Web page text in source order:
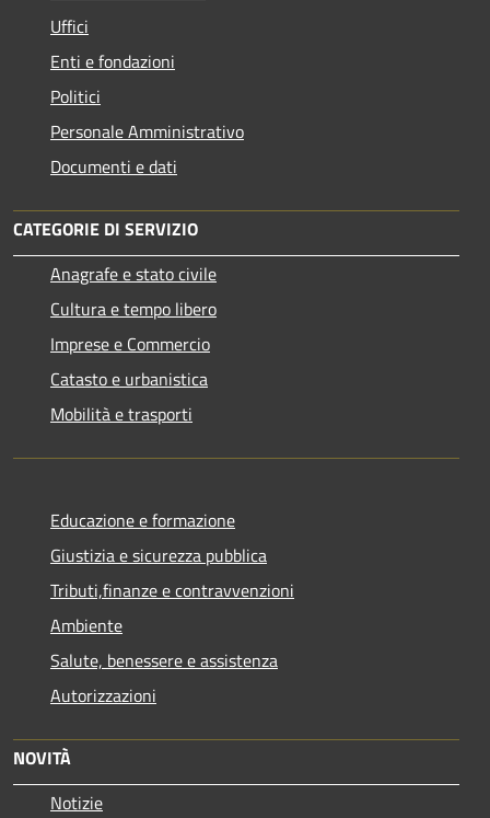
Uffici
Enti e fondazioni
Politici
Personale Amministrativo
Documenti e dati
CATEGORIE DI SERVIZIO
Anagrafe e stato civile
Cultura e tempo libero
Imprese e Commercio
Catasto e urbanistica
Mobilità e trasporti
Educazione e formazione
Giustizia e sicurezza pubblica
Tributi,finanze e contravvenzioni
Ambiente
Salute, benessere e assistenza
Autorizzazioni
NOVITÀ
Notizie